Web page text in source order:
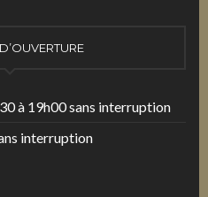
à 19h00 sans interruption
interruption